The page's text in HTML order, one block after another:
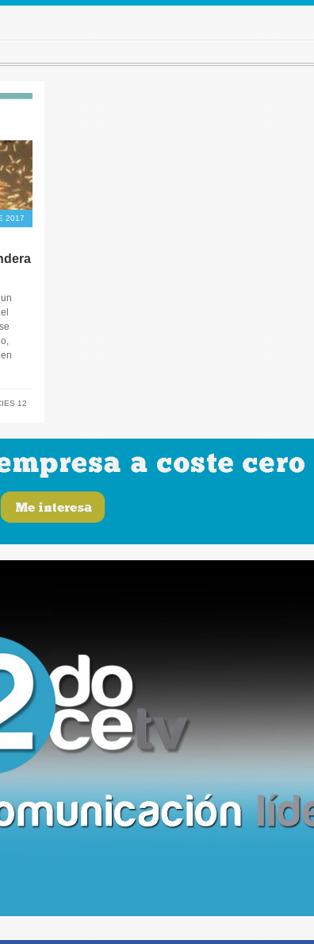
2017
12